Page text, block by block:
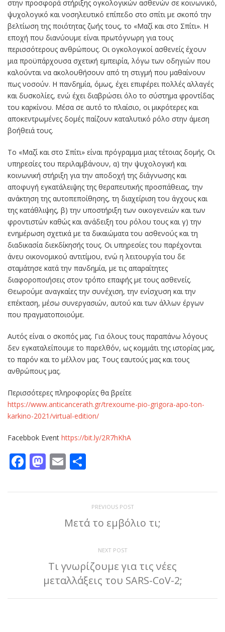
στην προσφορά στήριξης ογκολογικών ασθενών σε κοινωνικό,
ψυχολογικό και νοσηλευτικό επίπεδο στο σπίτι με σκοπό την
βελτίωση της ποιότητας ζωής τους, το «Μαζί και στο Σπίτι». Η
εποχή που διανύουμε είναι πρωτόγνωρη για τους
περισσότερους ανθρώπους. Οι ογκολογικοί ασθενείς έχουν
μια προϋπάρχουσα σχετική εμπειρία, λόγω των οδηγιών που
καλούνται να ακολουθήσουν από τη στιγμή που μαθαίνουν
πως νοσούν. Η πανδημία, όμως, έχει επιφέρει πολλές αλλαγές
και δυσκολίες, ενώ έχει διαβρώσει όλο το σύστημα φροντίδας
του καρκίνου. Μέσα σε αυτό το πλαίσιο, οι μικρότερες και
αποκεντρωμένες δομές παίζουν καταλυτικό ρόλο στην άμεση
βοήθειά τους.
Το «Μαζί και στο Σπίτι» είναι πρόγραμμα μιας τέτοιας δομής. Οι
υπηρεσίες του περιλαμβάνουν, α) την ψυχολογική και
κοινωνική στήριξη για την αποδοχή της διάγνωσης και
αποφυγή εγκατάλειψης της θεραπευτικής προσπάθειας, την
ανάκτηση της αυτοπεποίθησης, τη διαχείριση του άγχους και
της κατάθλιψης, β) την υποστήριξη των οικογενειών και των
φροντιστών καθώς και ανάδειξη του ρόλου τους και γ) την
ενημέρωση σχετικά με τα δικαιώματα του ασθενούς και τη
διαδικασία διεκδίκησής τους. Οι υπηρεσίες του παρέχονται
άνευ οικονομικού αντιτίμου, ενώ η λειτουργία του δε
σταμάτησε κατά την πανδημία, με τις απαραίτητες
διαφοροποιήσεις στον τρόπο επαφής με τους ασθενείς.
Θεωρούμε αναγκαίες την συνέχιση, την ενίσχυση και την
επέκταση, μέσω συνεργασιών, αυτού και των άλλων έργων
που πραγματοποιούμε.
Αυτός είναι ο σκοπός μας. Για όλους τους παραπάνω λόγους
δεν εγκαταλείπουμε το παρελθόν, ως κομμάτι της ιστορίας μας,
το παρόν και το μέλλον μας. Τους εαυτούς μας και τους
ανθρώπους μας.
Περισσότερες πληροφορίες θα βρείτε
https://www.anticancerath.gr/trexoume-pio-grigora-apo-ton-
karkino-2021/virtual-edition/
Facebbok Event https://bit.ly/2R7hKhA
Facebook
Mastodon
Email
PREVIOUS POST
Μετά το εμβόλιο τι;
NEXT POST
Τι γνωρίζουμε για τις νέες
μεταλλάξεις του SARS-CoV-2;